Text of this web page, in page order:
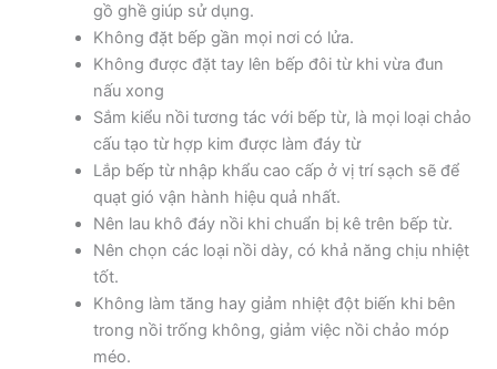
gồ ghề giúp sử dụng.
Không đặt bếp gần mọi nơi có lửa.
Không được đặt tay lên bếp đôi từ khi vừa đun
nấu xong
Sắm kiểu nồi tương tác với bếp từ, là mọi loại chảo
cấu tạo từ hợp kim được làm đáy từ
Lắp bếp từ nhập khẩu cao cấp ở vị trí sạch sẽ để
quạt gió vận hành hiệu quả nhất.
Nên lau khô đáy nồi khi chuẩn bị kê trên bếp từ.
Nên chọn các loại nồi dày, có khả năng chịu nhiệt
tốt.
Không làm tăng hay giảm nhiệt đột biến khi bên
trong nồi trống không, giảm việc nồi chảo móp
méo.